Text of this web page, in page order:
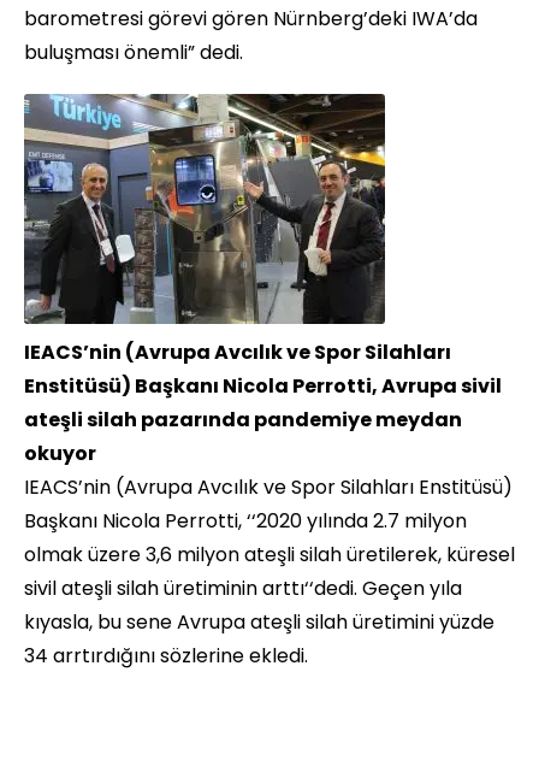
barometresi görevi gören Nürnberg’deki IWA’da
buluşması önemli” dedi.
IEACS’nin (Avrupa Avcılık ve Spor Silahları
Enstitüsü) Başkanı Nicola Perrotti, Avrupa sivil
ateşli silah pazarında pandemiye meydan
okuyor
IEACS’nin (Avrupa Avcılık ve Spor Silahları Enstitüsü)
Başkanı Nicola Perrotti, ‘‘2020 yılında 2.7 milyon
olmak üzere 3,6 milyon ateşli silah üretilerek, küresel
sivil ateşli silah üretiminin arttı‘‘dedi. Geçen yıla
kıyasla, bu sene Avrupa ateşli silah üretimini yüzde
34 arrtırdığını sözlerine ekledi.